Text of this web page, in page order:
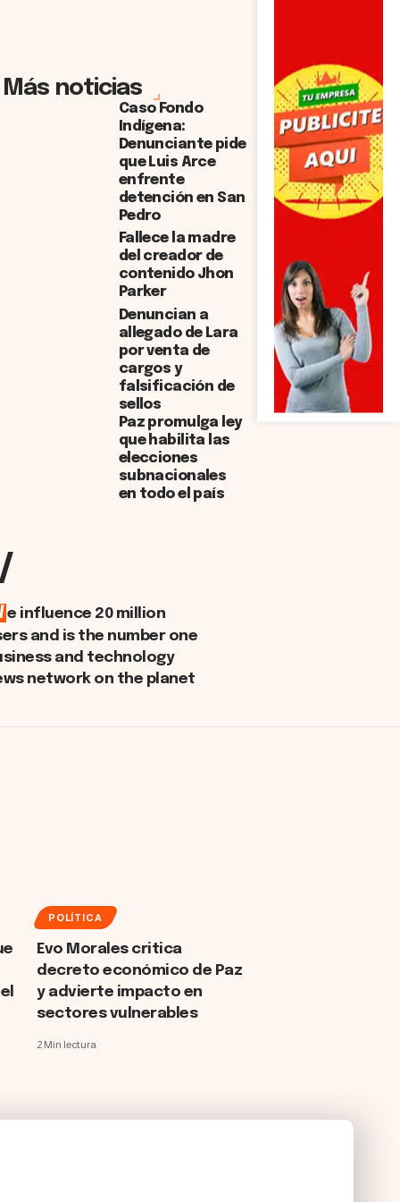
Más noticias
Caso Fondo
Indígena:
Denunciante pide
que Luis Arce
enfrente
detención en San
Pedro
Fallece la madre
del creador de
contenido Jhon
Parker
Denuncian a
allegado de Lara
por venta de
cargos y
falsificación de
sellos
Paz promulga ley
que habilita las
elecciones
subnacionales
en todo el país
e influence 20 million
and is the number one
and technology
network on the planet
POLÍTICA
Evo Morales critica
decreto económico de Paz
y advierte impacto en
sectores vulnerables
2 Min lectura